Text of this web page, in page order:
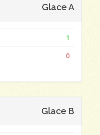
Glace A
1
0
Glace B